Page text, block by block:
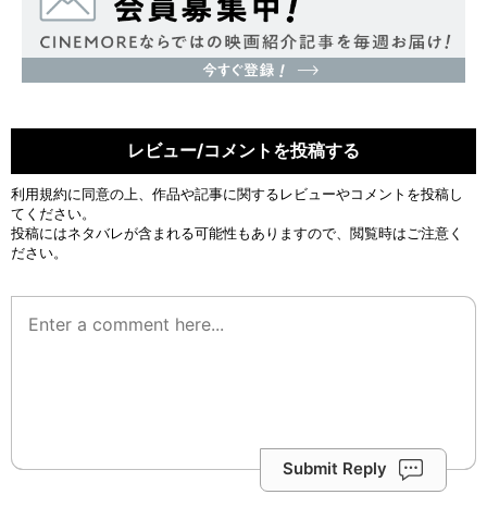
レビュー/コメントを投稿する
利用規約に同意の上、作品や記事に関するレビューやコメントを投稿し
てください。
投稿にはネタバレが含まれる可能性もありますので、閲覧時はご注意く
ださい。
Submit Reply